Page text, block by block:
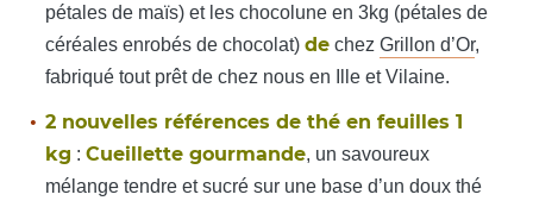
pétales de maïs) et les chocolune en 3kg (pétales de
céréales enrobés de chocolat) dechez Grillon d’Or,
fabriqué tout prêt de chez nous en Ille et Vilaine.
2 nouvelles références de thé en feuilles 1
kg : Cueillette gourmande, un savoureux
mélange tendre et sucré sur une base d’un doux thé